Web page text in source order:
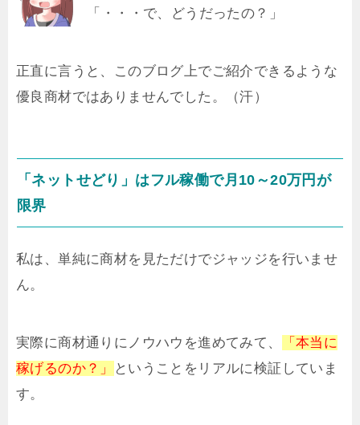
「・・・で、どうだったの？」
正直に言うと、このブログ上でご紹介できるような
優良商材ではありませんでした。（汗）
「ネットせどり」はフル稼働で月10～20万円が
限界
私は、単純に商材を見ただけでジャッジを行いませ
ん。
実際に商材通りにノウハウを進めてみて、
「本当に
稼げるのか？」
ということをリアルに検証していま
す。